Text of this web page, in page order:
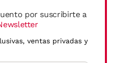
por suscribirte a
ventas privadas y